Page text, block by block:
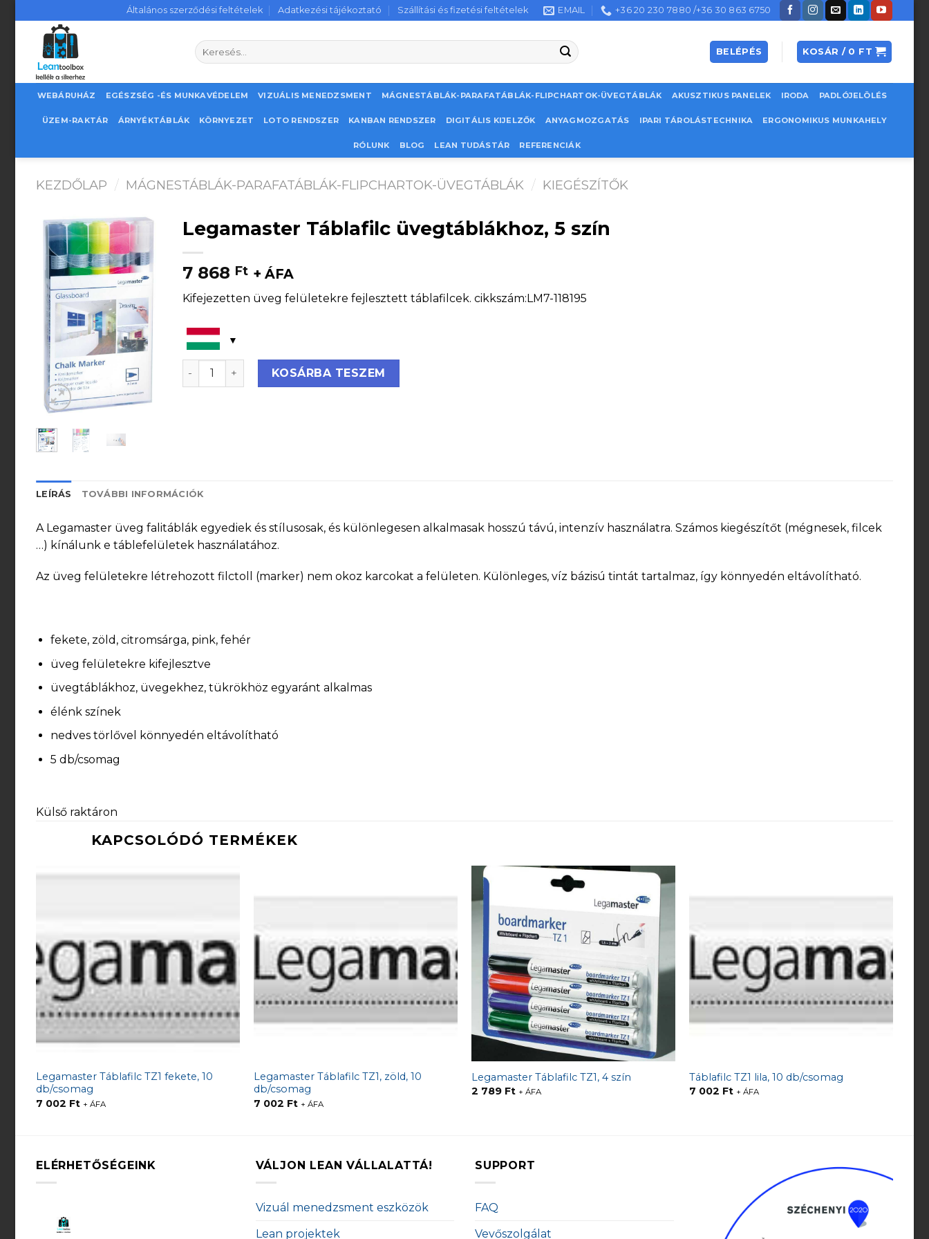
to
content
Általános szerződési feltételek Adatkezési tájékoztató Szállítási és fizetési feltételek EMAIL +36 20 230 7880 /+36 30 863 6750
Keresés
a
BELÉPÉS KOSÁR / 0 FT
WEBÁRUHÁZ EGÉSZSÉG -ÉS MUNKAVÉDELEM VIZUÁLIS MENEDZSMENT MÁGNESTÁBLÁK-PARAFATÁBLÁK-FLIPCHARTOK-ÜVEGTÁBLÁK AKUSZTIKUS PANELEK IRODA PADLÓJELÖLÉS
ÜZEM-RAKTÁR ÁRNYÉKTÁBLÁK KÖRNYEZET LOTO RENDSZER KANBAN RENDSZER DIGITÁLIS KIJELZŐK ANYAGMOZGATÁS IPARI TÁROLÁSTECHNIKA ERGONOMIKUS MUNKAHELY
RÓLUNK BLOG LEAN TUDÁSTÁR REFERENCIÁK
KEZDŐLAP / MÁGNESTÁBLÁK-PARAFATÁBLÁK-FLIPCHARTOK-ÜVEGTÁBLÁK / KIEGÉSZÍTŐK
Legamaster Táblafilc üvegtáblákhoz, 5 szín
7 868 Ft + ÁFA
Kifejezetten üveg felületekre fejlesztett táblafilcek. cikkszám:LM7-118195
Legamaster Táblafilc üvegtáblákhoz, 5 szín mennyiség
KOSÁRBA TESZEM
LEÍRÁS TOVÁBBI INFORMÁCIÓK
A Legamaster üveg falitáblák egyediek és stílusosak, és különlegesen alkalmasak hosszú távú, intenzív használatra. Számos kiegészítőt (mégnesek, filcek
…) kínálunk e táblefelületek használatához.
Az üveg felületekre létrehozott filctoll (marker) nem okoz karcokat a felületen. Különleges, víz bázisú tintát tartalmaz, így könnyedén eltávolítható.
fekete, zöld, citromsárga, pink, fehér
üveg felületekre kifejlesztve
üvegtáblákhoz, üvegekhez, tükrökhöz egyaránt alkalmas
élénk színek
nedves törlővel könnyedén eltávolítható
5 db/csomag
Külső raktáron
KAPCSOLÓDÓ TERMÉKEK
Legamaster Táblafilc TZ1 fekete, 10
db/csomag
7 002 Ft + ÁFA
Legamaster Táblafilc TZ1, zöld, 10
db/csomag
7 002 Ft + ÁFA
Legamaster Táblafilc TZ1, 4 szín
2 789 Ft + ÁFA
Táblafilc TZ1 lila, 10 db/csomag
7 002 Ft + ÁFA
ELÉRHETŐSÉGEINK VÁLJON LEAN VÁLLALATTÁ!
Vizuál menedzsment eszközök
Lean projektek
SUPPORT
FAQ
Vevőszolgálat